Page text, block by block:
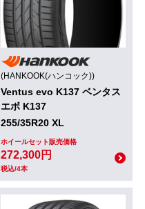
(HANKOOK(ハンコック))
Ventus evo K137 ベンタス
エボ K137
255/35R20 XL
ホイールセット販売価格
272,300円
税込/4本